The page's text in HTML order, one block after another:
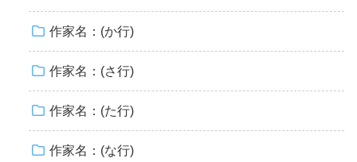
作家名：(か行)
作家名：(さ行)
作家名：(た行)
作家名：(な行)